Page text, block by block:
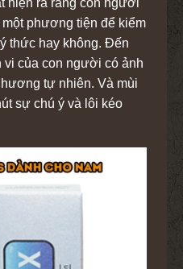
hiện ra rằng con người
phương tiện để kiểm
thức hay không. Đến
vi của con người có ảnh
tự nhiên. Và mùi
sự chú ý và lôi kéo